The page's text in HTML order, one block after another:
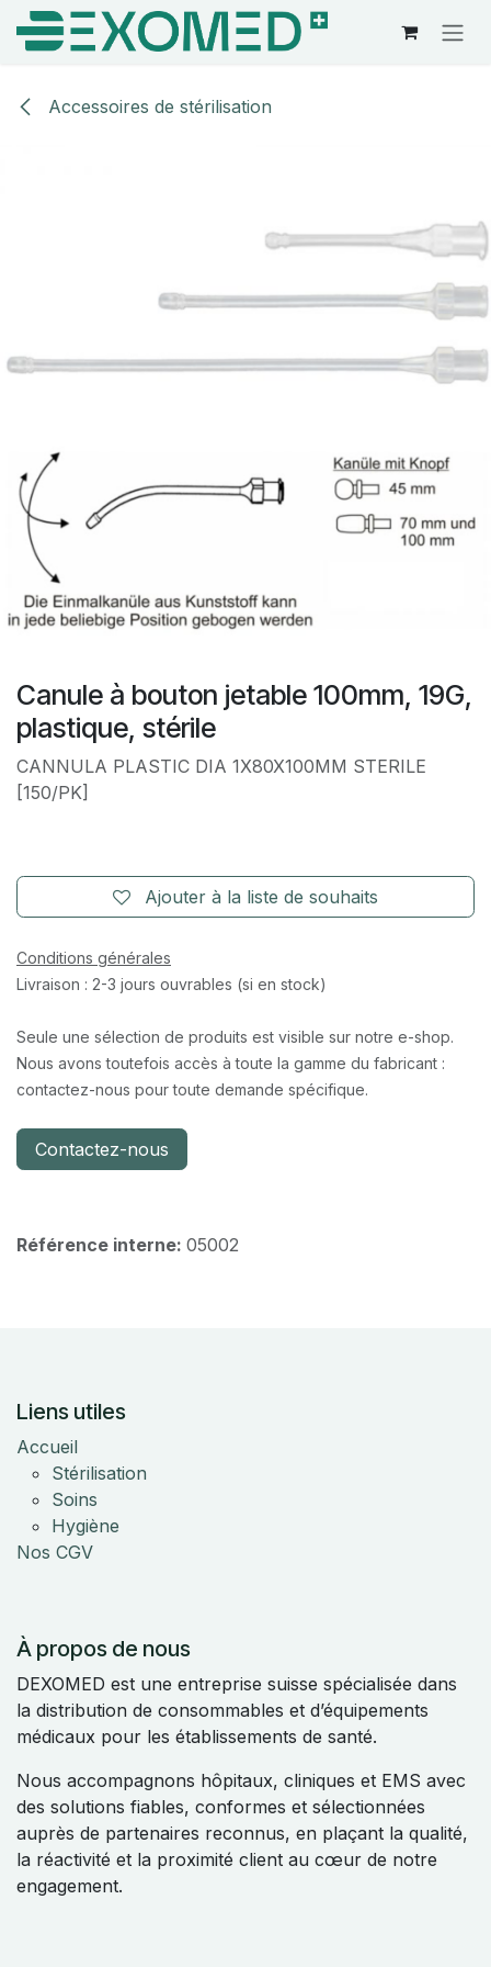
Se rendre au contenu
Accessoires de stérilisation
Canule à bouton jetable 100mm, 19G,
plastique, stérile
CANNULA PLASTIC DIA 1X80X100MM STERILE
[150/PK]
Ajouter à la liste de souhaits
Conditions générales
Livraison : 2-3 jours ouvrables (si en stock)
Seule une sélection de produits est visible sur notre e-shop.
Nous avons toutefois accès à toute la gamme du fabricant :
contactez-nous pour toute demande spécifique.
Contactez-nous
Référence interne: 05002
Liens utiles
Accueil
Stérilisation
Soins
Hygiène
Nos CGV
À propos de nous
DEXOMED est une entreprise suisse spécialisée dans
la distribution de consommables et d’équipements
médicaux pour les établissements de santé.
Nous accompagnons hôpitaux, cliniques et EMS avec
des solutions fiables, conformes et sélectionnées
auprès de partenaires reconnus, en plaçant la qualité,
la réactivité et la proximité client au cœur de notre
engagement.